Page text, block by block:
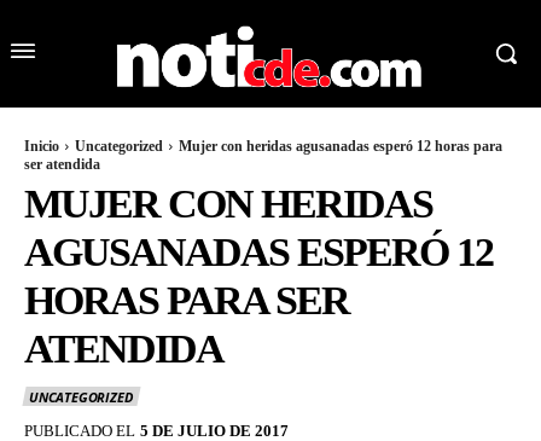
Inicio Uncategorized
Mujer con heridas agusanadas esperó 12 horas para
ser atendida
MUJER CON HERIDAS
AGUSANADAS ESPERÓ 12
HORAS PARA SER
ATENDIDA
UNCATEGORIZED
PUBLICADO EL 5 DE JULIO DE 2017